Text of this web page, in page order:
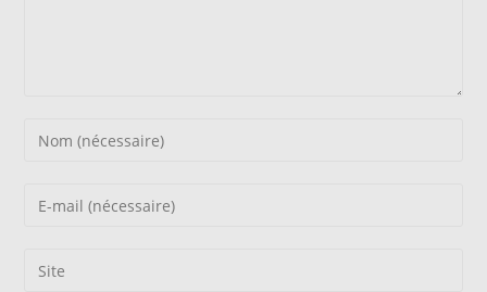
Enter
Enter
address
Saisir